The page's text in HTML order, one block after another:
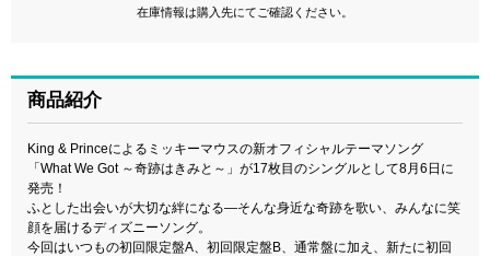
在庫情報は購入先にてご確認ください。
商品紹介
King & Princeによるミッキーマウスの新オフィシャルテーマソング
「What We Got ～奇跡はきみと～」が17枚目のシングルとして8月6日に
発売！
ふとした出会いが大切な絆になる―そんな身近な奇跡を歌い、みんなに笑
顔を届けるディズニーソング。
今回はいつもの初回限定盤A、初回限定盤B、通常盤に加え、新たに初回